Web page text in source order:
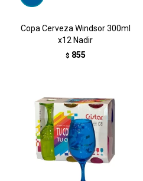
Copa Cerveza Windsor 300ml
x12 Nadir
$ 855